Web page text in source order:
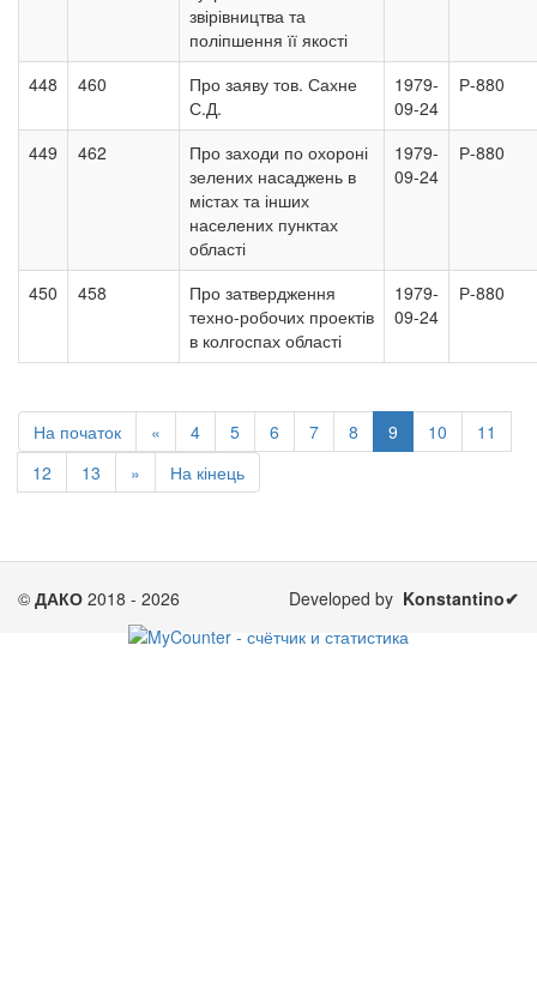
звірівництва та
поліпшення її якості
448
460
Про заяву тов. Сахне
С.Д.
1979-
09-24
Р-880
449 462
Про заходи по охороні
зелених насаджень в
містах та інших
населених пунктах
області
1979-
09-24
Р-880
450 458
Про затвердження
техно-робочих проектів
в колгоспах області
1979-
09-24
Р-880
На початок « 4 5 6 7 8 9 10
11
12
13 » На кінець
© ДАКО 2018 - 2026 Developed by Konstantino✔